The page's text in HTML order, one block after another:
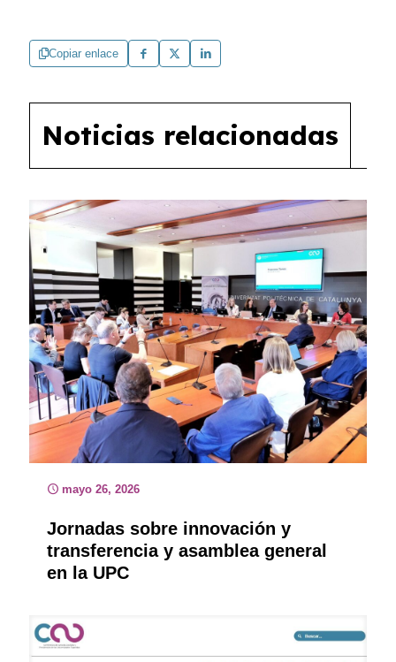
Copiar enlace
Noticias relacionadas
mayo 26, 2026
Jornadas sobre innovación y
transferencia y asamblea general
en la UPC